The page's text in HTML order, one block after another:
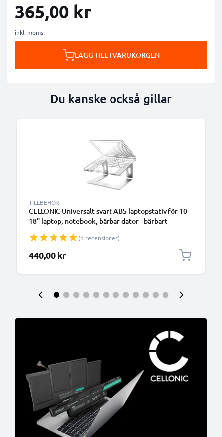
365,00 kr
inkl. moms
LÄGG TILL I VARUKORGEN
Du kanske också gillar
TILLBEHÖR
CELLONIC Universalt svart ABS laptopstativ för 10-
18" laptop, notebook, bärbar dator - bärbart
notebookens ventilation
(1 recensioner)
440,00 kr